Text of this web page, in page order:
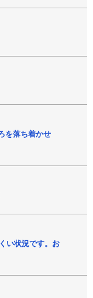
を落ち着かせ
い状況です。お